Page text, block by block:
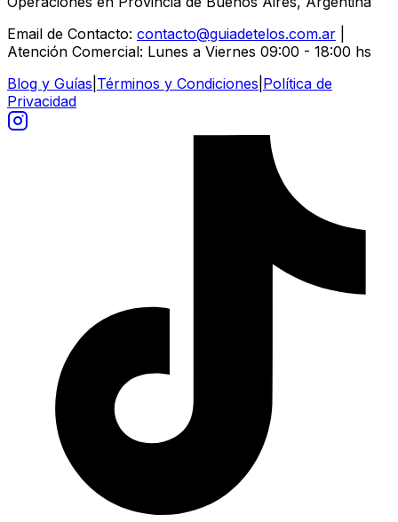
Email de Contacto: contacto@guiadetelos.com.ar
Atención Comercial: Lunes a Viernes 09:00 - 18:00 hs
Blog y Guías Términos y Condiciones Política de
Privacidad